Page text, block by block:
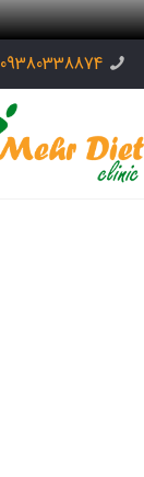
09380338874